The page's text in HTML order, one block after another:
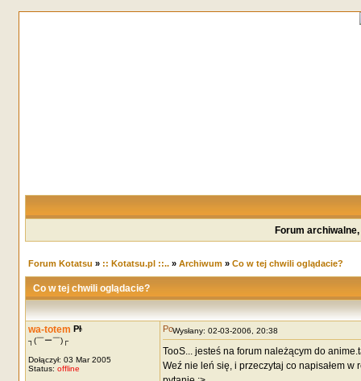
Forum
Forum Kotatsu » :: Kotatsu.pl ::..» Archiwum» Co w tej chwili oglądacie?
Co w tej chwili oglądacie?
wa-totem
┐(￣ー￣)┌
Dołączył: 03 Mar 2005
Status: offline
Wysłany: 02-03-2006, 20:38
TooS... jesteś na forum należącym do
Weź nie leń się, i przeczytaj co napisałem w